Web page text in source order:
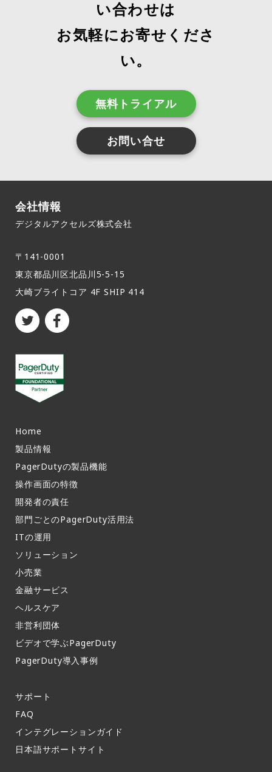
い合わせは
お気軽にお寄せくださ
い。
無料トライアル
お問い合せ
会社情報
デジタルアクセルズ株式会社
〒141-0001
東京都品川区北品川5-5-15​
大崎ブライトコア 4F SHIP 414
Home
製品情報​
PagerDutyの製品機能​
操作画面の特徴​
開発者の責任
部門ごとのPagerDuty活用法​
ITの運用​
ソリューション
小売業
金融サービス
ヘルスケア
非営利団体
ビデオで学ぶPagerDuty
PagerDuty導入事例​
サポート​
FAQ​
インテグレーションガイド​
日本語サポートサイト​